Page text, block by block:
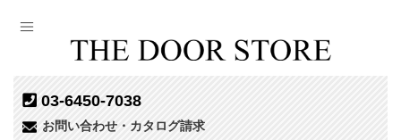
03-6450-7038
お問い合わせ・カタログ請求